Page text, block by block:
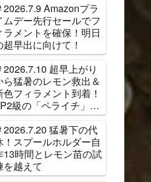
2026.7.9 Amazonプラ
ムデー先行セールでフ
ラメントを確保！明日
超早出に向けて！
2026.7.10 超早上がり
ら猛暑のレモン救出＆
色フィラメント到着！
級の「ペライチ」完
2026.7.20 猛暑下の代
！スプールホルダー自
13時間とレモン苗の試
を越えて